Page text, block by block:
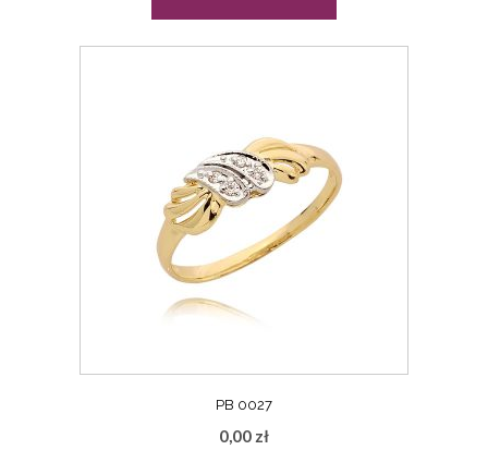
PB 0027
0,00 zł